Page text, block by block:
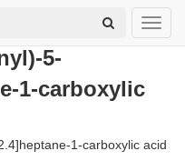
5-
1-carboxylic
1-carboxylic acid